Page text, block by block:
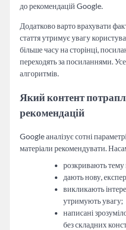
до рекомендацій Google.
Додатково варто врахувати
стаття утримує увагу
більше часу на сторінці,
переходять за посиланнями.
алгоритмів.
Який контент
рекомендацій
Google аналізує сотні
матеріали рекомендувати.
розкривають
дають нову,
викликають
утримують увагу;
написані
без складних